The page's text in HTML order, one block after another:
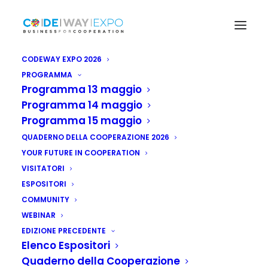
CODEWAY EXPO 2026
PROGRAMMA
Programma 13 maggio
Programma 14 maggio
Programma 15 maggio
QUADERNO DELLA COOPERAZIONE 2026
YOUR FUTURE IN COOPERATION
VISITATORI
ESPOSITORI
COMMUNITY
WEBINAR
EDIZIONE PRECEDENTE
Elenco Espositori
Quaderno della Cooperazione